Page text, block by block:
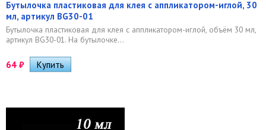
Бутылочка пластиковая для клея с аппликатором-иглой, 30
мл, артикул BG30-01
Бутылочка пластиковая для клея с аппликатором-иглой, объём 30 мл,
артикул BG30-01. На бутылочке...
64 ₽